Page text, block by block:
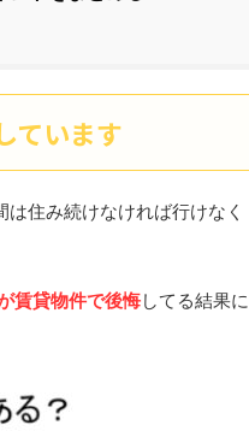
ています
住み続けなければ行けなく
賃貸物件で後悔してる結果に